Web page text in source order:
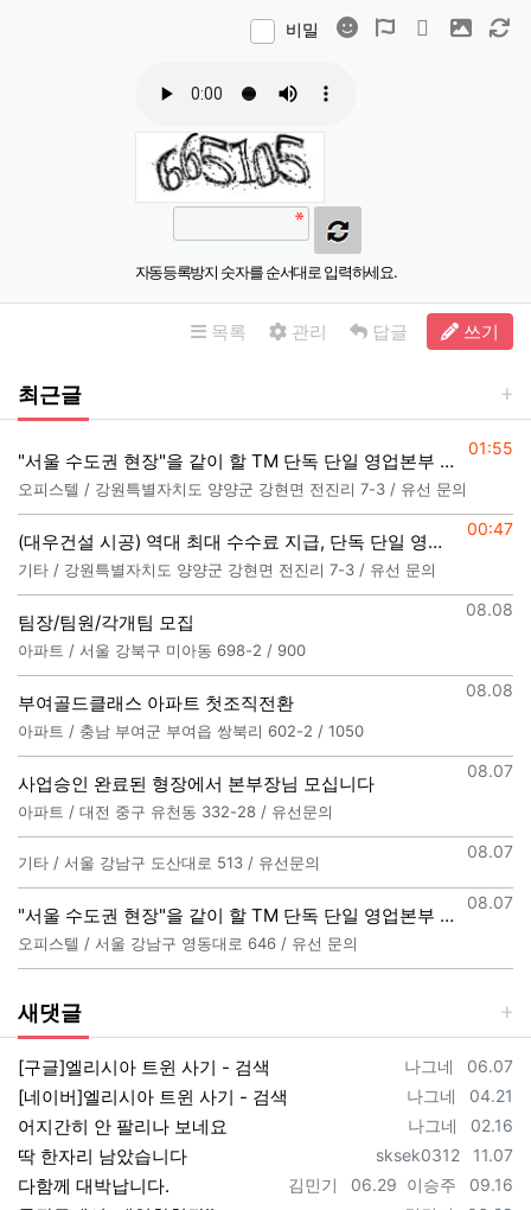
비밀 이모티콘폰트어썸
동영상 이미지
자동등록방지 숫자를 순서대로 입력하세요.
목록 관리 답글 쓰기
최근글
등록일
01:55
"서울 수도권 현장"을 같이 할 TM 단독 단일 영업본부 팀 선착순 모집
오피스텔 / 강원특별자치도 양양군 강현면 전진리 7-3 / 유선 문의
등록일
00:47
(대우건설 시공) 역대 최대 수수료 지급, 단독 단일 영업본부 선착순 모집
기타 / 강원특별자치도 양양군 강현면 전진리 7-3 / 유선 문의
등록일
08.08
팀장/팀원/각개팀 모집
아파트 / 서울 강북구 미아동 698-2 / 900
등록일
08.08
부여골드클래스 아파트 첫조직전환
아파트 / 충남 부여군 부여읍 쌍북리 602-2 / 1050
등록일
08.07
사업승인 완료된 형장에서 본부장님 모십니다
아파트 / 대전 중구 유천동 332-28 / 유선문의
등록일
08.07
기타 / 서울 강남구 도산대로 513 / 유선문의
등록일
08.07
"서울 수도권 현장"을 같이 할 TM 단독 단일 영업본부 팀 선착순 모집
오피스텔 / 서울 강남구 영동대로 646 / 유선 문의
새댓글
등록자
나그네 등록일
06.07
[구글]엘리시아 트윈 사기 - 검색
등록자
나그네 등록일
04.21
[네이버]엘리시아 트윈 사기 - 검색
등록자
나그네 등록일
02.16
어지간히 안 팔리나 보네요
등록자
sksek0312 등록일
11.07
딱 한자리 남았습니다
등록자
이승주 등록일
09.16
등록자
김민기 등록일
06.29
다함께 대박납니다.